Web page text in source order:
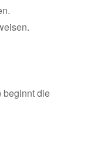
beginnt die